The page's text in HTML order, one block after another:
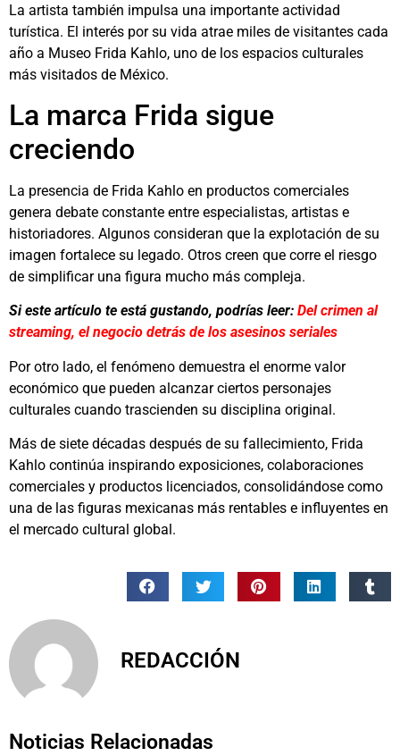
La artista también impulsa una importante actividad
turística. El interés por su vida atrae miles de visitantes cada
año a Museo Frida Kahlo, uno de los espacios culturales
más visitados de México.
La marca Frida sigue
creciendo
La presencia de Frida Kahlo en productos comerciales
genera debate constante entre especialistas, artistas e
historiadores. Algunos consideran que la explotación de su
imagen fortalece su legado. Otros creen que corre el riesgo
de simplificar una figura mucho más compleja.
Si este artículo te está gustando, podrías leer: Del crimen al
streaming, el negocio detrás de los asesinos seriales
Por otro lado, el fenómeno demuestra el enorme valor
económico que pueden alcanzar ciertos personajes
culturales cuando trascienden su disciplina original.
Más de siete décadas después de su fallecimiento, Frida
Kahlo continúa inspirando exposiciones, colaboraciones
comerciales y productos licenciados, consolidándose como
una de las figuras mexicanas más rentables e influyentes en
el mercado cultural global.
REDACCIÓN
Noticias Relacionadas